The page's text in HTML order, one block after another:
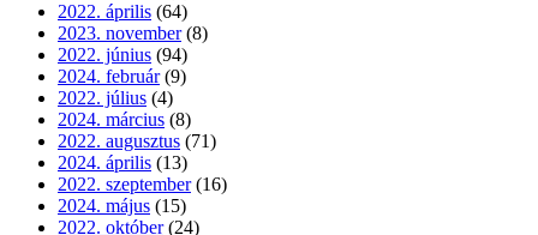
2022. április (64)
2023. november (8)
2022. június (94)
2024. február (9)
2022. július (4)
2024. március (8)
2022. augusztus (71)
2024. április (13)
2022. szeptember (16)
2024. május (15)
2022. október (24)